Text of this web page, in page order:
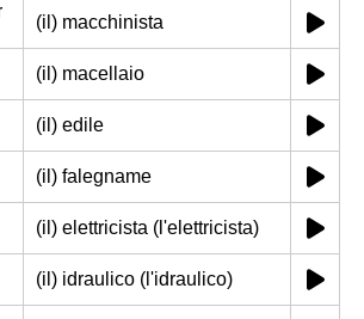
(il) macchinista
(il) macellaio
(il) edile
(il) falegname
(il) elettricista (l'elettricista)
(il) idraulico (l'idraulico)